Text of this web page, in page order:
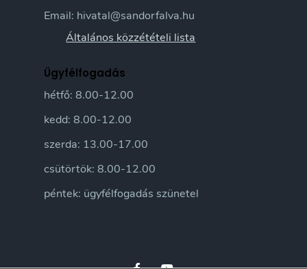
Email: hivatal@sandorfalva.hu
Általános közzétételi lista
Ügyfélfogadás
hétfő: 8.00-12.00
kedd: 8.00-12.00
szerda: 13.00-17.00
csütörtök: 8.00-12.00
péntek: ügyfélfogadás szünetel